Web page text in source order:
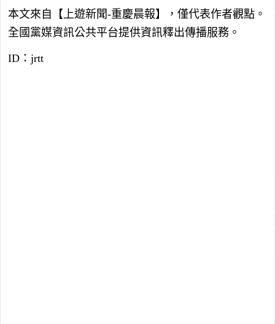
本文來自【上遊新聞-重慶晨報】，僅代表作者觀點。
全國黨媒資訊公共平台提供資訊釋出傳播服務。
ID：jrtt